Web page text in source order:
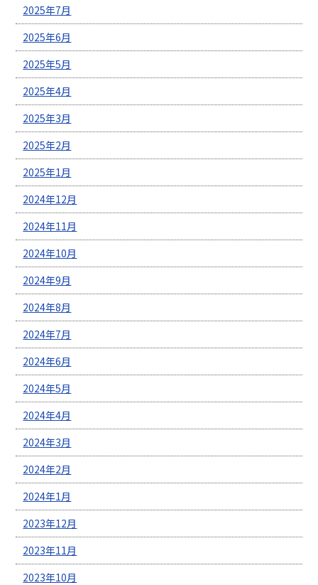
2025年7月
2025年6月
2025年5月
2025年4月
2025年3月
2025年2月
2025年1月
2024年12月
2024年11月
2024年10月
2024年9月
2024年8月
2024年7月
2024年6月
2024年5月
2024年4月
2024年3月
2024年2月
2024年1月
2023年12月
2023年11月
2023年10月